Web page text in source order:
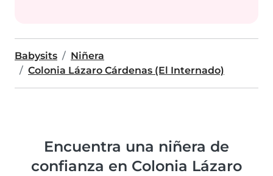
Babysits
Niñera
Colonia Lázaro Cárdenas (El Internado)
Encuentra una niñera de
confianza en Colonia Lázaro